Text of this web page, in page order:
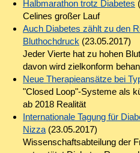
Halbmarathon trotz Diabetes
Celines großer Lauf
Auch Diabetes zählt zu den
Bluthochdruck (23.05.2017)
Jeder Vierte hat zu hohen
davon wird zielkonform
Neue Therapieansätze bei
"Closed Loop"-Systeme als
ab 2018 Realität
Internationale Tagung für
Nizza(23.05.2017)
Wissenschaftsabteilung der